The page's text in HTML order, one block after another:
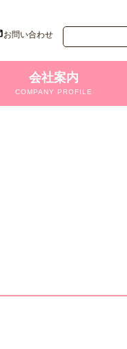
お問い合わせ
会社案内
COMPANY PROFILE